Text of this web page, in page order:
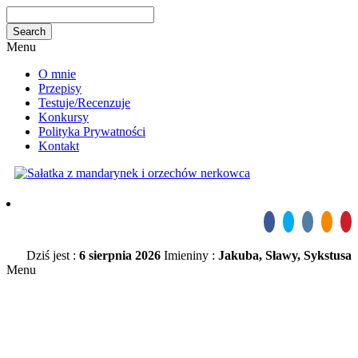
Menu
O mnie
Przepisy
Testuje/Recenzuje
Konkursy
Polityka Prywatności
Kontakt
Dziś jest : 6 sierpnia 2026 Imieniny : Jakuba, Sławy, Sykstusa
Menu